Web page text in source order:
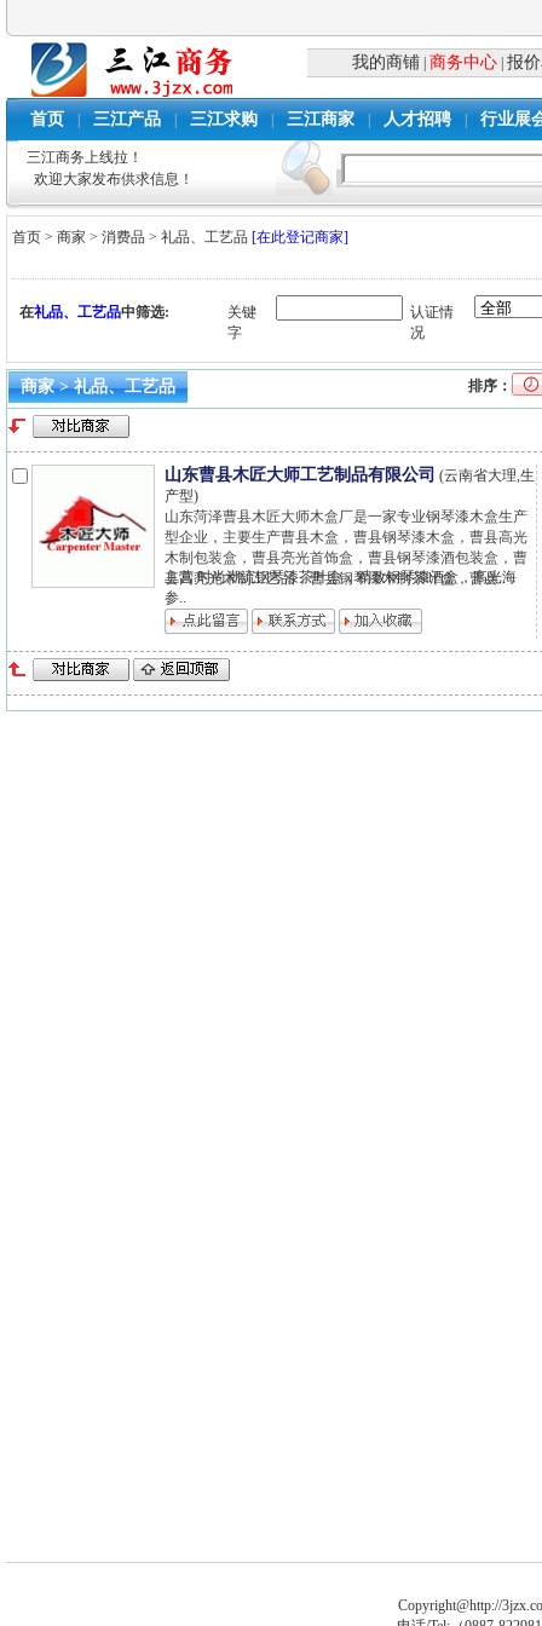
我的商铺 商务中心 |报
首页 三江产品 三江求购 三江商家 人才招聘 行业展
三江商务上线拉！
欢迎大家发布供求信息！
首页 >商家 >消费品 >礼品、工艺品 [在此登记商家]
在礼品、工艺品中筛选:
关键
字
认证情
况
商家 > 礼品、工艺品 排序：
山东曹县木匠大师工艺制品有限公司 (云南省大理,生
产型)
山东菏泽曹县木匠大师木盒厂是一家专业钢琴漆木盒生产
型企业，主要生产曹县木盒，曹县钢琴漆木盒，曹县高光
木制包装盒，曹县亮光首饰盒，曹县钢琴漆酒包装盒，曹
县高亮光木制工艺品，曹县钢琴漆木制茶叶盒，曹县..
主营:时尚潮流钢琴漆茶叶盒，精致钢琴漆酒盒，高光海
参..
Copyright@http://